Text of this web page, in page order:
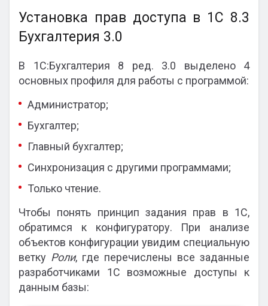
Установка прав доступа в 1С 8.3
Бухгалтерия 3.0
В 1С:Бухгалтерия 8 ред. 3.0 выделено 4
основных профиля для работы с программой:
Администратор;
Бухгалтер;
Главный бухгалтер;
Синхронизация с другими программами;
Только чтение.
Чтобы понять принцип задания прав в 1С,
обратимся к конфигуратору. При анализе
объектов конфигурации увидим специальную
ветку Роли, где перечислены все заданные
разработчиками 1С возможные доступы к
данным базы: